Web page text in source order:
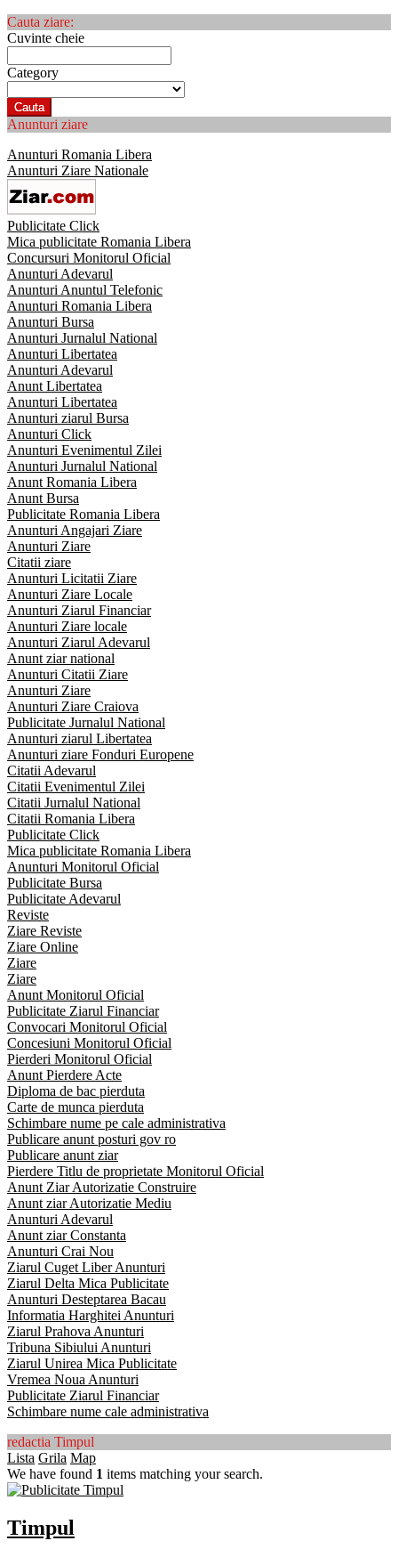
Cauta ziare:
Cuvinte cheie
Category
Cauta
Anunturi ziare
Anunturi Romania Libera
Anunturi Ziare Nationale
Publicitate Click
Mica publicitate Romania Libera
Concursuri Monitorul Oficial
Anunturi Adevarul
Anunturi Anuntul Telefonic
Anunturi Romania Libera
Anunturi Bursa
Anunturi Jurnalul National
Anunturi Libertatea
Anunturi Adevarul
Anunt Libertatea
Anunturi Libertatea
Anunturi ziarul Bursa
Anunturi Click
Anunturi Evenimentul Zilei
Anunturi Jurnalul National
Anunt Romania Libera
Anunt Bursa
Publicitate Romania Libera
Anunturi Angajari Ziare
Anunturi Ziare
Citatii ziare
Anunturi Licitatii Ziare
Anunturi Ziare Locale
Anunturi Ziarul Financiar
Anunturi Ziare locale
Anunturi Ziarul Adevarul
Anunt ziar national
Anunturi Citatii Ziare
Anunturi Ziare
Anunturi Ziare Craiova
Publicitate Jurnalul National
Anunturi ziarul Libertatea
Anunturi ziare Fonduri Europene
Citatii Adevarul
Citatii Evenimentul Zilei
Citatii Jurnalul National
Citatii Romania Libera
Publicitate Click
Mica publicitate Romania Libera
Anunturi Monitorul Oficial
Publicitate Bursa
Publicitate Adevarul
Reviste
Ziare Reviste
Ziare Online
Ziare
Ziare
Anunt Monitorul Oficial
Publicitate Ziarul Financiar
Convocari Monitorul Oficial
Concesiuni Monitorul Oficial
Pierderi Monitorul Oficial
Anunt Pierdere Acte
Diploma de bac pierduta
Carte de munca pierduta
Schimbare nume pe cale administrativa
Publicare anunt posturi gov ro
Publicare anunt ziar
Pierdere Titlu de proprietate Monitorul Oficial
Anunt Ziar Autorizatie Construire
Anunt ziar Autorizatie Mediu
Anunturi Adevarul
Anunt ziar Constanta
Anunturi Crai Nou
Ziarul Cuget Liber Anunturi
Ziarul Delta Mica Publicitate
Anunturi Desteptarea Bacau
Informatia Harghitei Anunturi
Ziarul Prahova Anunturi
Tribuna Sibiului Anunturi
Ziarul Unirea Mica Publicitate
Vremea Noua Anunturi
Publicitate Ziarul Financiar
Schimbare nume cale administrativa
redactia Timpul
Lista Grila Map
We have found 1 items matching your search.
Timpul